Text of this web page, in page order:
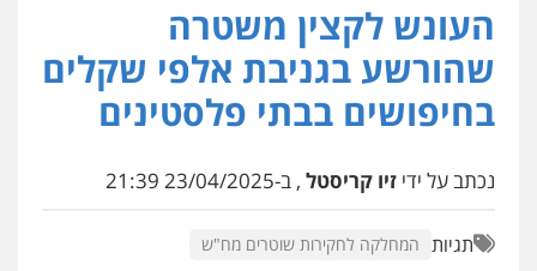
רעות כהן – משרד עורכי דין
פלילי צווארון לבן תעבורה אסירים
וחקירות
0506277425
פלילי פשיעה חמורה מעצרים וחקירות
העונש לקצין משטרה
שהורשע בגניבת אלפי שקלים
בחיפושים בבתי פלסטינים
נכתב על ידי זיו קריסטל , ב-23/04/2025 21:39
תגיות המחלקה לחקירות שוטרים מח"ש